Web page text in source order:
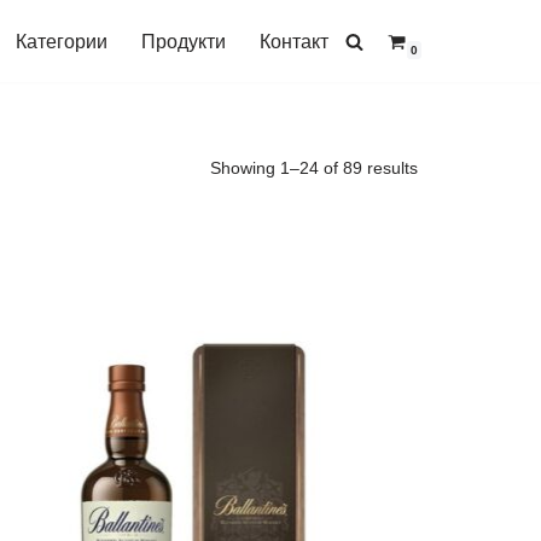
Категории Продукти Контакт 0
Showing 1–24 of 89 results